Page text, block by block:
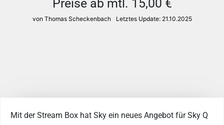
Preise ab mtl. 15,00 €
von Thomas Scheckenbach Letztes Update: 21.10.2025
Mit der Stream Box hat Sky ein neues Angebot für Sky Q